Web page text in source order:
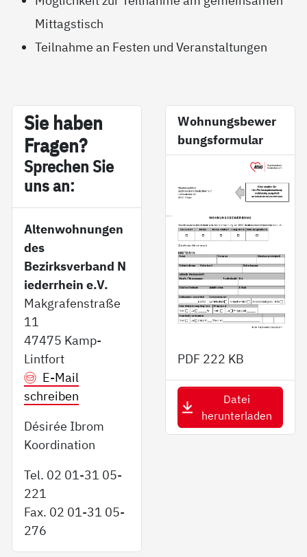
Mittagstisch
Teilnahme an Festen und Veranstaltungen
Sie ha­ben
Fra­gen?
Sp­re­chen Sie
uns an:
Altenwohnungen
des
Bezirksverband N
iederrhein e.V.
Makgrafenstraße
11
47475 Kamp-
Lintfort
E-Mail
schreiben
Désirée Ibrom
Koordination
Tel. 02 01-31 05-
221
Fax. 02 01-31 05-
276
Wohnungsbewer
bungsformular
PDF 222 KB
Datei
herunterladen